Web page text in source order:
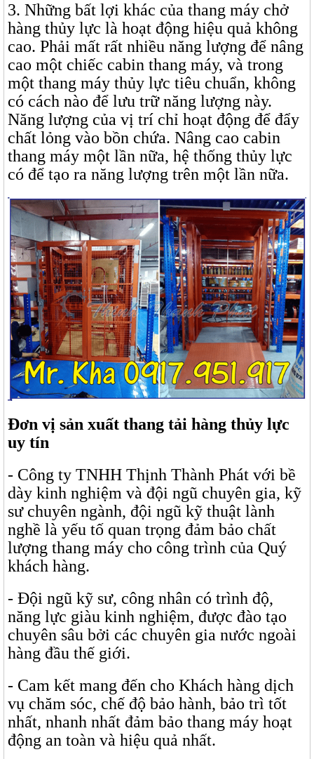
3. Những bất lợi khác của thang máy chở
hàng thủy lực là hoạt động hiệu quả không
cao. Phải mất rất nhiều năng lượng để nâng
cao một chiếc cabin thang máy, và trong
một thang máy thủy lực tiêu chuẩn, không
có cách nào để lưu trữ năng lượng này.
Năng lượng của vị trí chỉ hoạt động để đẩy
chất lỏng vào bồn chứa. Nâng cao cabin
thang máy một lần nữa, hệ thống thủy lực
có để tạo ra năng lượng trên một lần nữa.
Đơn vị sản xuất thang tải hàng thủy lực
uy tín
- Công ty TNHH Thịnh Thành Phát với bề
dày kinh nghiệm và đội ngũ chuyên gia, kỹ
sư chuyên ngành, đội ngũ kỹ thuật lành
nghề là yếu tố quan trọng đảm bảo chất
lượng thang máy cho công trình của Quý
khách hàng.
- Đội ngũ kỹ sư, công nhân có trình độ,
năng lực giàu kinh nghiệm, được đào tạo
chuyên sâu bởi các chuyên gia nước ngoài
hàng đầu thế giới.
- Cam kết mang đến cho Khách hàng dịch
vụ chăm sóc, chế độ bảo hành, bảo trì tốt
nhất, nhanh nhất đảm bảo thang máy hoạt
động an toàn và hiệu quả nhất.